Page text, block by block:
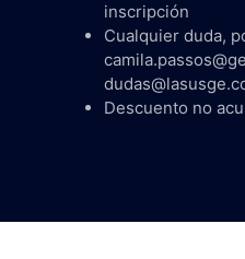
inscripción
Cualquier duda,
Descuento no